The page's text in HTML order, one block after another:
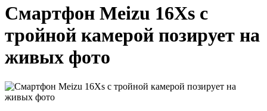
Смартфон Meizu 16Xs с
тройной камерой позирует на
живых фото